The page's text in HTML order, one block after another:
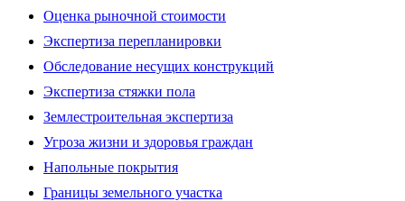
Оценка рыночной стоимости
Экспертиза перепланировки
Обследование несущих конструкций
Экспертиза стяжки пола
Землестроительная экспертиза
Угроза жизни и здоровья граждан
Напольные покрытия
Границы земельного участка